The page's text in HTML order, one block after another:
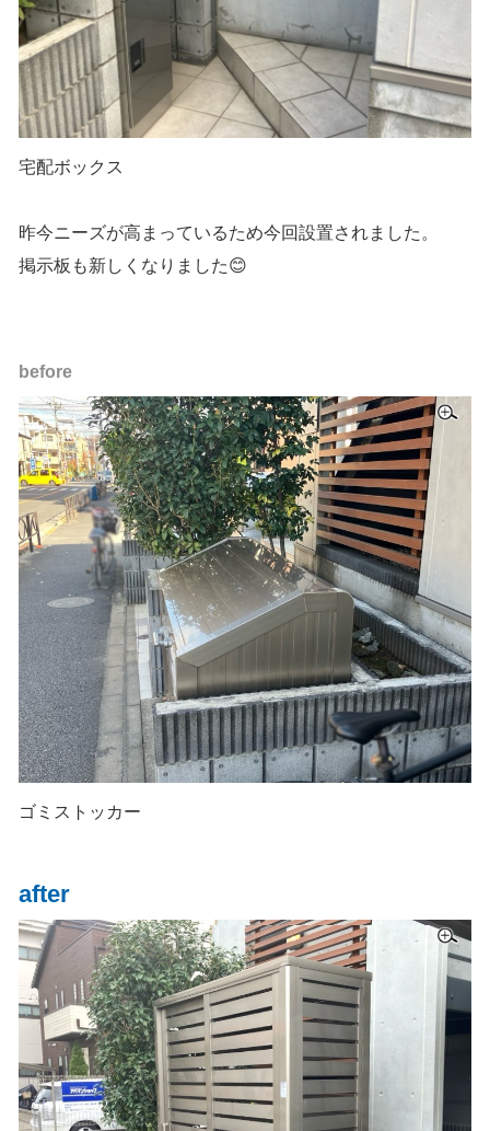
宅配ボックス
昨今ニーズが高まっているため今回設置されました。
掲示板も新しくなりました😊
before
ゴミストッカー
after